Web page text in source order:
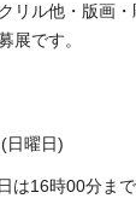
リル他・版画
展です。
日曜日)
は16時00分ま